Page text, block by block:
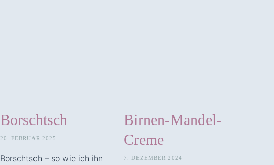
Borschtsch
20. FEBRUAR 2025
Borschtsch – so wie ich ihn
Birnen-Mandel-
Creme
7. DEZEMBER 2024